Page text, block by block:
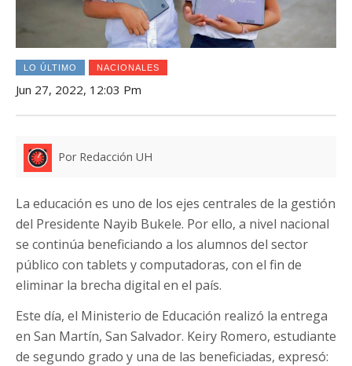
LO ÚLTIMO NACIONALES
Jun 27, 2022, 12:03 Pm
Por Redacción UH
La educación es uno de los ejes centrales de la gestión
del Presidente Nayib Bukele. Por ello, a nivel nacional
se continúa beneficiando a los alumnos del sector
público con tablets y computadoras, con el fin de
eliminar la brecha digital en el país.
Este día, el Ministerio de Educación realizó la entrega
en San Martín, San Salvador. Keiry Romero, estudiante
de segundo grado y una de las beneficiadas, expresó: